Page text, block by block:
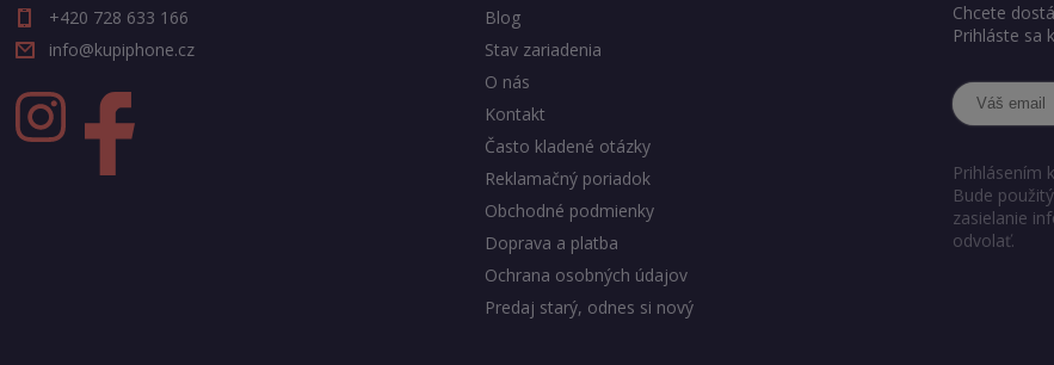
+420 728 633 166
info@kupiphone.cz
Blog
Stav zariadenia
O nás
Kontakt
Často kladené otázky
Reklamačný poriadok
Obchodné podmienky
Doprava a platba
Ochrana osobných údajov
Predaj starý, odnes si nový
Chcete
Prihláste sa
Prihlásením
Bude
zasielanie
odvolať.